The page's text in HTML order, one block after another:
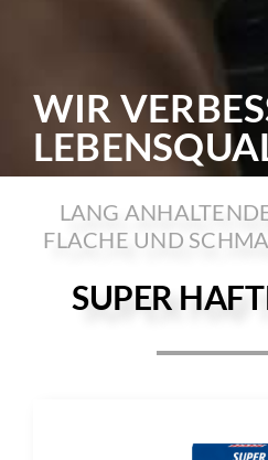
WIR
LANG
FLACHE UND
SUPER